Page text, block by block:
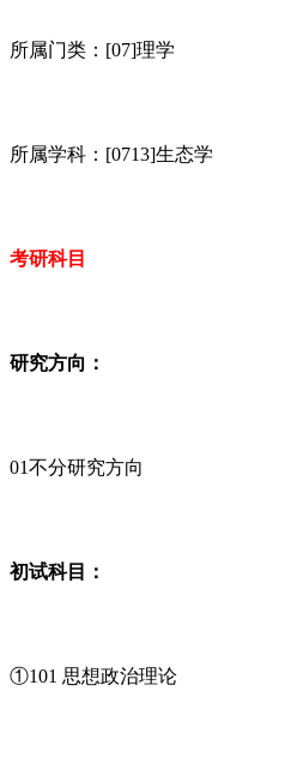
所属门类：[07]理学
所属学科：[0713]生态学
考研科目
研究方向：
01不分研究方向
初试科目：
①101 思想政治理论